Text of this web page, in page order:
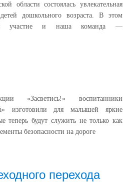
области состоялась увлекательная
дошкольного возраста. В этом
участие и наша команда —
«Засветись!» воспитанники
изготовили для малышей яркие
теперь будут служить не только как
безопасности на дороге
перехода